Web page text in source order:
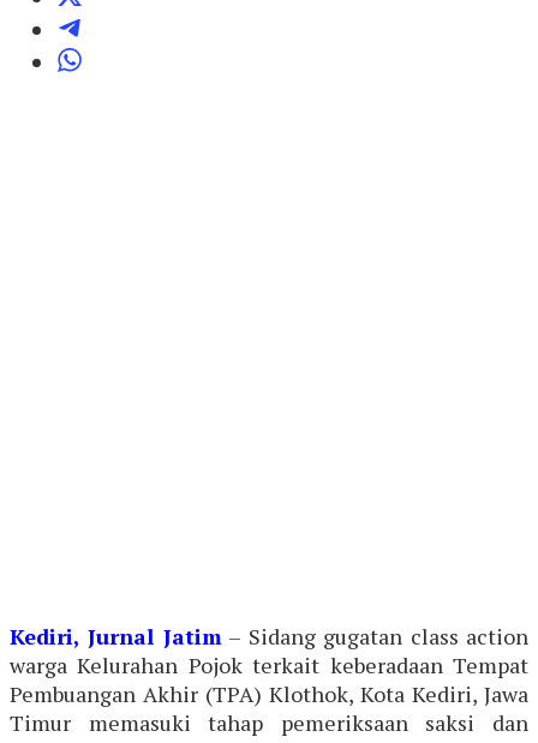
Kediri, Jurnal Jatim – Sidang gugatan class action
warga Kelurahan Pojok terkait keberadaan Tempat
Pembuangan Akhir (TPA) Klothok, Kota Kediri, Jawa
Timur memasuki tahap pemeriksaan saksi dan